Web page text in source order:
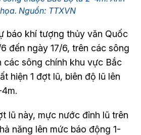
Nguồn: TTXVN
báo khí tượng thủy văn Quốc
đến ngày 17/6, trên các sông
các sông chính khu vực Bắc
hiện 1 đợt lũ, biên độ lũ lên
lũ này, mực nước đỉnh lũ trên
năng lên mức báo động 1-